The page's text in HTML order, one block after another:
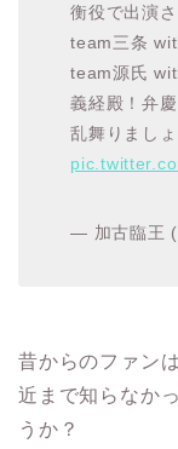
衡役で出演
team三条
team源氏
義経殿！弁
乱舞りまし
— 加古臨王
昔からのファン
近まで知らなか
うか？